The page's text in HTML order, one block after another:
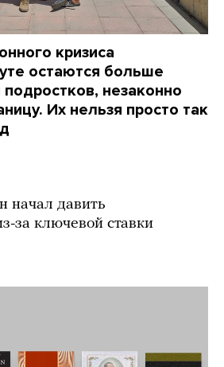
кризиса
остаются больше
незаконно
Их нельзя просто так
начал давить
за ключевой ставки